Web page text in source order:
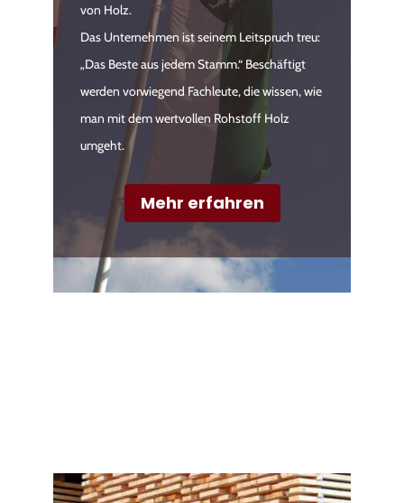
von Holz.
Das Unternehmen ist seinem Leitspruch treu:
„Das Beste aus jedem Stamm.“ Beschäftigt
werden vorwiegend Fachleute, die wissen, wie
man mit dem wertvollen Rohstoff Holz
umgeht.
Mehr erfahren